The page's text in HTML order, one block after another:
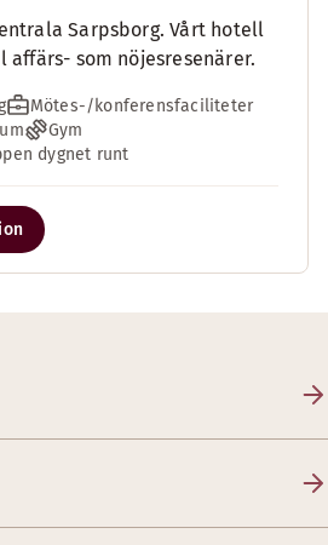
Sarpsborg. Vårt hotell
affärs- som nöjesresenärer.
Mötes-/konferensfaciliteter
Gym
dygnet runt